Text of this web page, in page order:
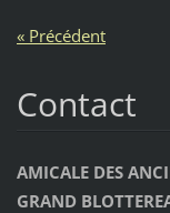
« Précédent
Contact
AMICALE DES
GRAND